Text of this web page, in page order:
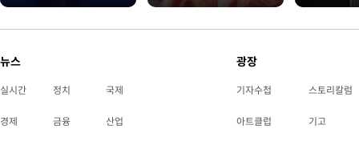
뉴스
실시간 정치 국제
경제 금융 산업
광장
기자수첩 스토리칼럼
아트클럽 기고